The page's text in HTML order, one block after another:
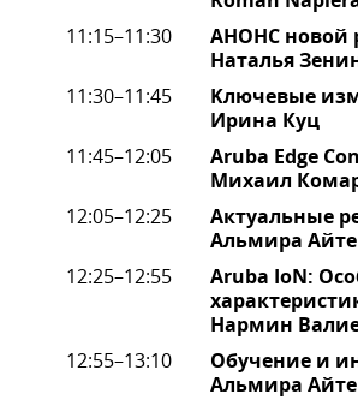
11:15–11:30
АНОНС новой
Наталья
11:30–11:45
Kлючевые
Ирина Куц
11:45–12:05
Aruba Edge
Михаил
12:05–12:25
Aктуальные
Альмира
12:25–12:55
Aruba IoN:
Нармин
12:55–13:10
Обучение и
Альмира